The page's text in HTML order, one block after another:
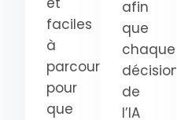
faciles
à
parcourir
pour
que
afin
que
chaque
décision
de
l’IA